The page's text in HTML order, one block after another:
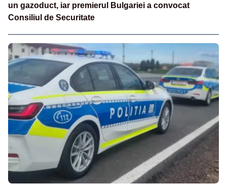
un gazoduct, iar premierul Bulgariei a convocat
Consiliul de Securitate